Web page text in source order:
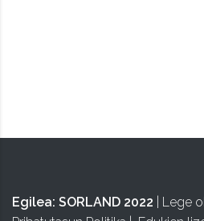
Egilea: SORLAND 2022 Lege